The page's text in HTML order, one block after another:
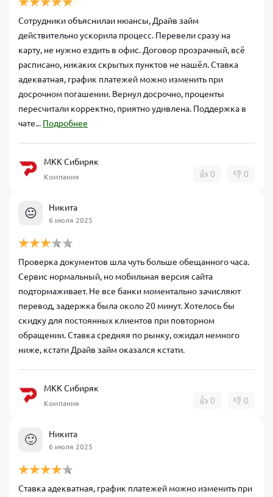
Сотрудники объяснилаи нюансы, Драйв займ
действительно ускорила процесс. Перевели сразу на
карту, не нужно ездить в офис. Договор прозрачный, всё
расписано, никаких скрытых пунктов не нашёл. Ставка
адекватная, график платежей можно изменить при
досрочном погашении. Вернул досрочно, проценты
пересчитали корректно, приятно удивлена. Поддержка в
чате... Подробнее
МКК Сибиряк
Компания 👍 0 👎 0
😐 Никита
6 июля 2025
Проверка документов шла чуть больше обещанного часа.
Сервис нормальный, но мобильная версия сайта
подтормаживает. Не все банки моментально зачисляют
перевод, задержка была около 20 минут. Хотелось бы
скидку для постоянных клиентов при повторном
обращении. Ставка средняя по рынку, ожидал немного
ниже, кстати Драйв займ оказался кстати.
МКК Сибиряк
Компания 👍 0 👎 0
🙂 Никита
6 июля 2025
Ставка адекватная, график платежей можно изменить при